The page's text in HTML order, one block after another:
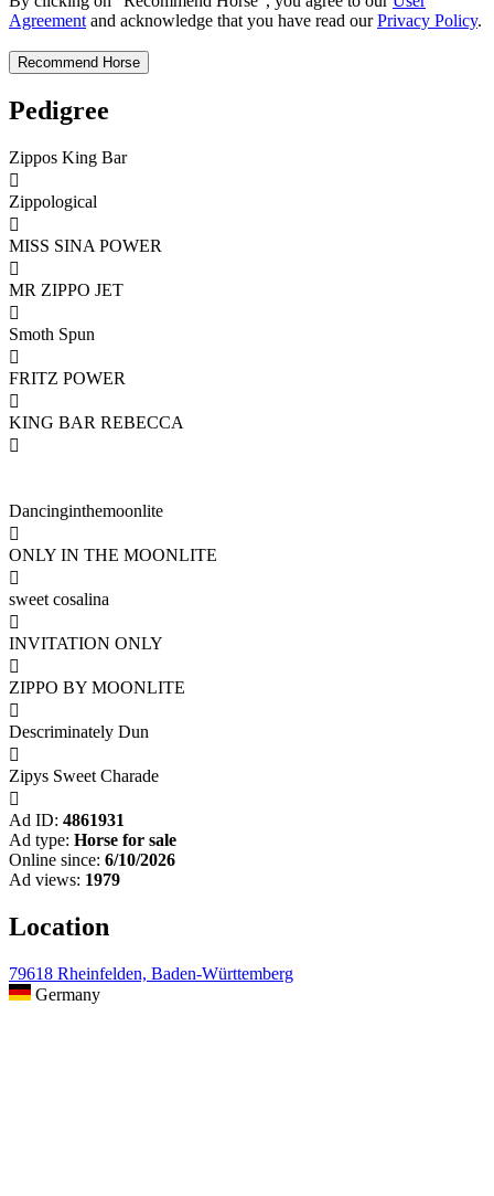
Agreement and acknowledge that you have read ourPrivacy Policy.
Pedigree
Zippos King Bar

Zippological

MISS SINA POWER

MR ZIPPO JET

Smoth Spun

FRITZ POWER

KING BAR REBECCA

Dancinginthemoonlite

ONLY IN THE MOONLITE

sweet cosalina

INVITATION ONLY

ZIPPO BY MOONLITE

Descriminately Dun

Zipys Sweet Charade

Ad ID: 4861931
Ad type: Horse for sale
Online since: 6/10/2026
Ad views: 1979
Location
79618 Rheinfelden, Baden-Württemberg
Germany